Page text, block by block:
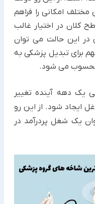
امکانی را فراهم
کلان در اختیار غالب
در این حالت می توان
برای تبدیل پزشکی به
محسوب می شود.
یک دهه آینده تغییر
ایجاد شود. از این رو
یک شغل پردرآمد در